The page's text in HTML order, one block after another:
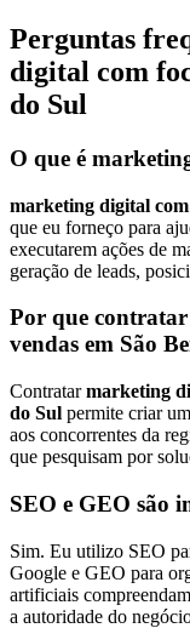
Perguntas
digital com
do Sul
O que é
marketing digital com
que eu forneço para
executarem ações de
geração de leads,
Por que
vendas em São
Contratarmarketing
do Sul permite criar
aos concorrentes da
que pesquisam por
SEO e GEO são
Sim. Eu utilizo SEO
Google e GEO para
artificiais
a autoridade do